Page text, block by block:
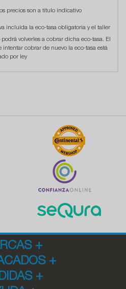
precios son a título indicativo
incluida la eco-tasa obligatoria y el taller
volverles a cobrar dicha eco-tasa. El
cobrar de nuevo la eco-tasa está
por ley
+
+
+